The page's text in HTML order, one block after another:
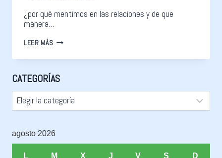
¿por qué mentimos en las relaciones y de que
manera…
LEER MÁS
CATEGORÍAS
agosto 2026
L M X J V S D